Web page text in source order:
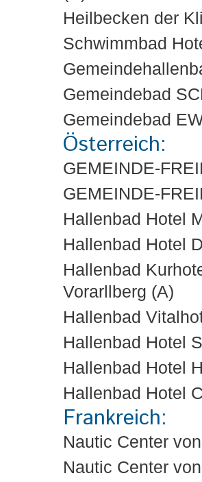
Heilbecken der
Schwimmbad
Gemeindebad
Gemeindebad
Österreich:
GEMEINDE-
GEMEINDE-
Hallenbad Hotel
Hallenbad Hotel
Hallenbad
Vorarllberg (A)
Hallenbad
Hallenbad Hotel
Hallenbad Hotel
Hallenbad Hotel
Frankreich:
Nautic Center
Nautic Center